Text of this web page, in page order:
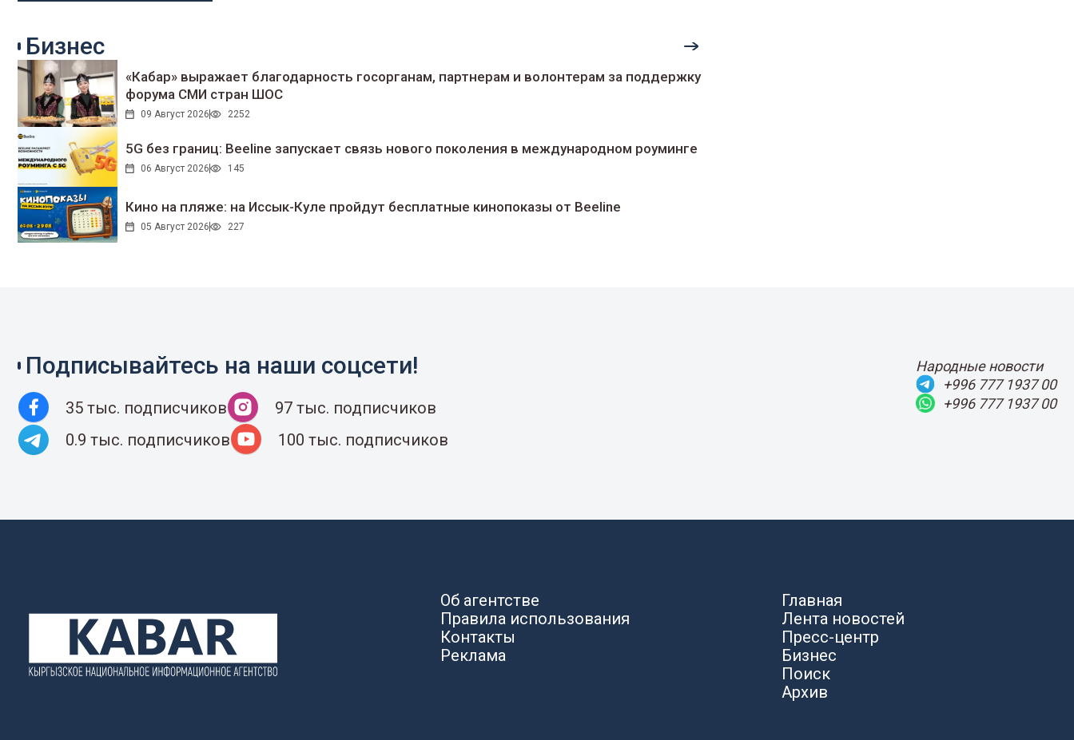
Бизнес
«Кабар» выражает благодарность госорганам, партнерам и волонтерам за поддержку
форума СМИ стран ШОС
09 Август 2026 2252
5G без границ: Beeline запускает связь нового поколения в международном роуминге
06 Август 2026 145
Кино на пляже: на Иссык-Куле пройдут беcплатные кинопоказы от Beeline
05 Август 2026 227
Подписывайтесь на наши соцсети!
35 тыс. подписчиков
97 тыс. подписчиков
0.9 тыс. подписчиков
100 тыс. подписчиков
Народные новости
+996 777 1937 00
+996 777 1937 00
Об агентстве
Правила использования
Контакты
Реклама
Главная
Лента новостей
Пресс-центр
Бизнес
Поиск
Архив